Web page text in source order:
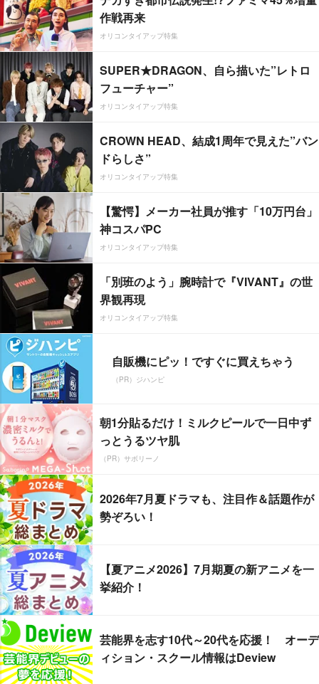
作戦再来
オリコンタイアップ特集
SUPER★DRAGON、自ら描いた”レトロ
フューチャー”
オリコンタイアップ特集
CROWN HEAD、結成1周年で見えた”バン
ドらしさ”
オリコンタイアップ特集
【驚愕】メーカー社員が推す「10万円台」
神コスパPC
オリコンタイアップ特集
「別班のよう」腕時計で『VIVANT』の世
界観再現
オリコンタイアップ特集
自販機にピッ！ですぐに買えちゃう
（PR）ジハンピ
朝1分貼るだけ！ミルクピールで一日中ず
っとうるツヤ肌
（PR）サボリーノ
2026年7月夏ドラマも、注目作＆話題作が
勢ぞろい！
【夏アニメ2026】7月期夏の新アニメを一
挙紹介！
芸能界を志す10代～20代を応援！ オーデ
ィション・スクール情報はDeview